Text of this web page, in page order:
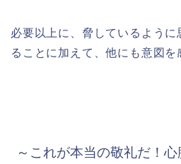
必要以上に、脅しているよう
ることに加えて、他にも意図を
～これが本当の敬礼だ！